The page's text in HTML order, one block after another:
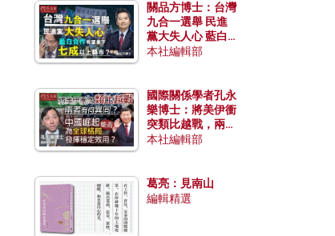
關品方博士：台灣
九合一選舉 民進
黨大失人心 藍白
合作有望拿下七成
本社編輯部
國際關係學者孔永
樂博士：將美伊衝
突類比越戰，兩者
有何異同？中國崛
本社編輯部
葛亮：見南山
編輯精選